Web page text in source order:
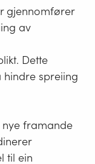
gjennomfører
av
Dette
spreiing
framande
til ein